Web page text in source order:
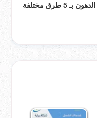
الدهون بـ 5 طرق مختلفة